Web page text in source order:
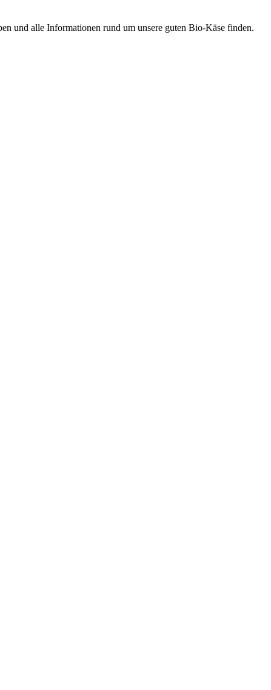
und alle Informationen rund um unsere guten Bio-Käse finden.